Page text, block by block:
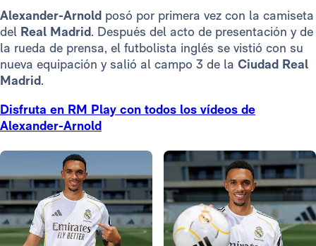
Alexander-Arnold posó por primera vez con la camiseta
del Real Madrid. Después del acto de presentación y de
la rueda de prensa, el futbolista inglés se vistió con su
nueva equipación y salió al campo 3 de la Ciudad Real
Madrid.
Disfruta en RM Play con todos los vídeos de
Alexander-Arnold